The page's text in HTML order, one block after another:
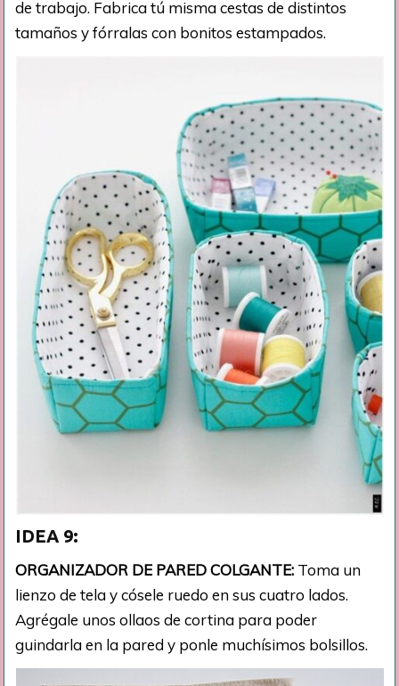
de trabajo. Fabrica tú misma cestas de distintos
tamaños y fórralas con bonitos estampados.
IDEA 9:
ORGANIZADOR DE PARED COLGANTE: Toma un
lienzo de tela y cósele ruedo en sus cuatro lados.
Agrégale unos ollaos de cortina para poder
guindarla en la pared y ponle muchísimos bolsillos.